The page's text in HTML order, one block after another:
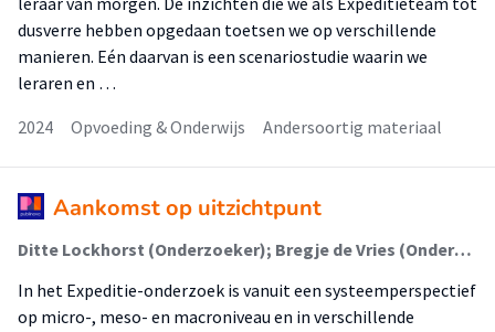
dusverre hebben opgedaan toetsen we op verschillende
manieren. Eén daarvan is een scenariostudie waarin we
leraren en …
2024
Opvoeding & Onderwijs Andersoortig materiaal
Aankomst op uitzichtpunt
Ditte Lockhorst (Onderzoeker); Bregje de Vries (Onderzoeker); Patricia Brouwer (Onderzoeker); Monika Louws (Onderzoeker); Leonie Middelbeek (Onderzoeker); Wouter Schenke (Onderzoeker); Amber Walraven (Onderzoeker); Annemie Struyf (Onderzoeker); Ebbo Bulder (Onderzoeker)
In het Expeditie-onderzoek is vanuit een systeemperspectief
op micro-, meso- en macroniveau en in verschillende